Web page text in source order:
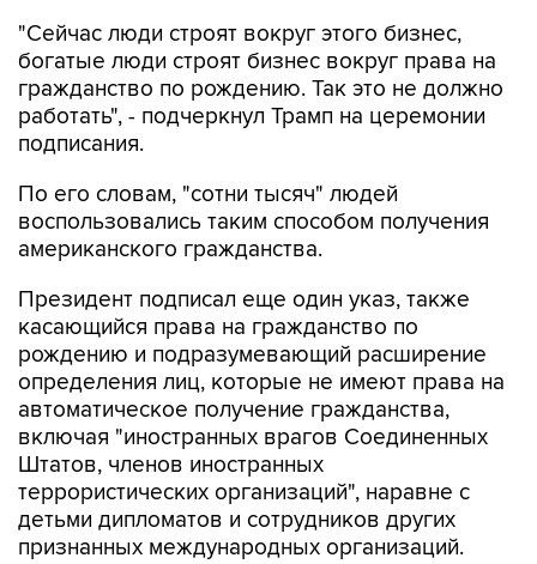
"Сейчас люди строят вокруг этого бизнес,
богатые люди строят бизнес вокруг права на
гражданство по рождению. Так это не должно
работать", - подчеркнул Трамп на церемонии
подписания.
По его словам, "сотни тысяч" людей
воспользовались таким способом получения
американского гражданства.
Президент подписал еще один указ, также
касающийся права на гражданство по
рождению и подразумевающий расширение
определения лиц, которые не имеют права на
автоматическое получение гражданства,
включая "иностранных врагов Соединенных
Штатов, членов иностранных
террористических организаций", наравне с
детьми дипломатов и сотрудников других
признанных международных организаций.